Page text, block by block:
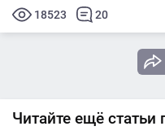
18523 20
Читайте ещё статьи